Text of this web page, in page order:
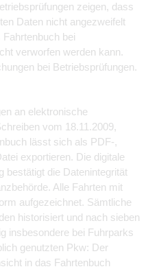
zeigen, dass
Daten nicht angezweifelt
bei
verworfen werden kann.
bei Betriebsprüfungen.
an elektronische
vom 18.11.2009,
lässt sich als PDF-,
exportieren. Die digitale
bestätigt die Datenintegrität
Alle Fahrten mit
aufgezeichnet. Sämtliche
historisiert und nach sieben
insbesondere bei Fuhrparks
genutzten Pkw: Der
in das Fahrtenbuch